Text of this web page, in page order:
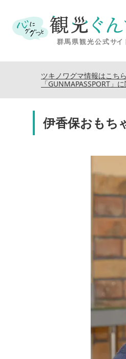
ツキノワグマ情報はこちら
「GUNMAPASSPORT」
伊香保おもち